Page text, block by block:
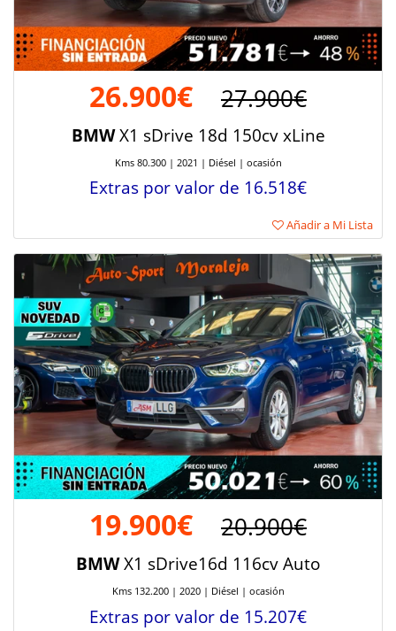
26.900€ 27.900€
BMWX1 sDrive 18d 150cv xLine
Kms 80.300 | 2021 | Diésel | ocasión
Extras por valor de 16.518€
Añadir a Mi Lista
19.900€ 20.900€
BMWX1 sDrive16d 116cv Auto
Kms 132.200 | 2020 | Diésel | ocasión
Extras por valor de 15.207€